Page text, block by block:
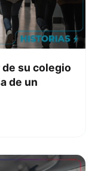
su colegio
de un